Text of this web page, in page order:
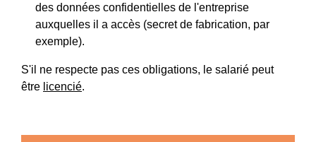
des données confidentielles de l'entreprise
auxquelles il a accès (secret de fabrication, par
exemple).
S'il ne respecte pas ces obligations, le salarié peut
être licencié.